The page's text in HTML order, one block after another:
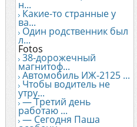
н...
Какие-то странные у
ва...
Один родственник был
л...
Fotos
38-дорожечный
магнитоф...
Автомобиль ИЖ-2125 ...
Чтобы водитель не
утру...
— Третий день
работаю ...
— Сегодня Паша